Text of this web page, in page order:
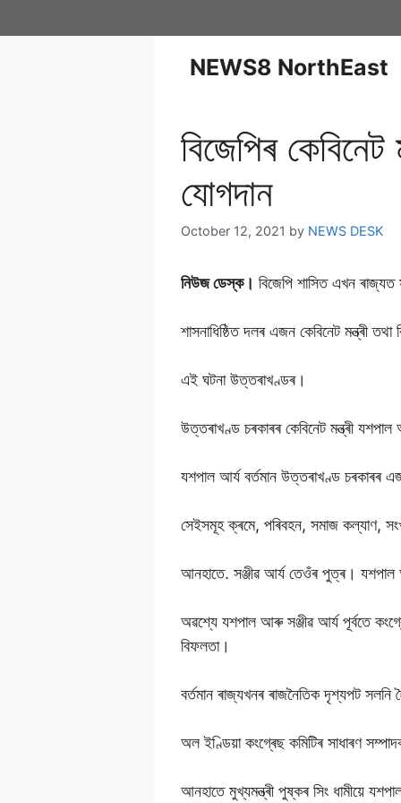
NEWS8 NorthEast
বিজেপিৰ
যোগদান
October 12, 2021 by NEWS DESK
নিউজ ডেস্ক। বিজেপি শাসিত এখন
শাসনাধিষ্ঠিত দলৰ এজন কেবিনেট মন্ত্ৰী
এই ঘটনা উত্তৰাখণ্ডৰ।
উত্তৰাখণ্ড চৰকাৰৰ কেবিনেট মন্ত্ৰী
যশপাল আৰ্য বৰ্তমান উত্তৰাখণ্ড চৰকাৰৰ
সেইসমূহ ক্ৰমে, পৰিবহন, সমাজ কল্যাণ,
আনহাতে. সঞ্জীৱ আৰ্য তেওঁৰ পুত্ৰ। যশপাল
অৱশ্যে যশপাল আৰু সঞ্জীৱ আৰ্য পূৰ্বতে
বিফলতা।
বৰ্তমান ৰাজ্যখনৰ ৰাজনৈতিক দৃশ্যপট সলনি
অল ইণ্ডিয়া কংগ্ৰেছ কমিটিৰ সাধাৰণ
আনহাতে মুখ্যমন্ত্ৰী পুষ্কৰ সিং ধামীয়ে